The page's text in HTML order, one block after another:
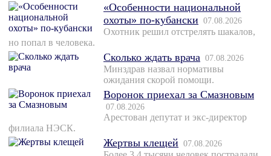
«Особенности национальной
охоты» по-кубански 07.08.2026
Охотник решил отстрелять шакалов,
но попал в человека.
Сколько ждать врача 07.08.2026
Минздрав назвал нормативы
ожидания скорой помощи.
Воронок приехал за Смазновым
07.08.2026
Арестован депутат и экс-директор
филиала НЭСК.
Жертвы клещей 07.08.2026